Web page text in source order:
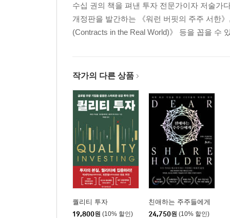
수십 권의 책을 펴낸 투자 전문가이자 저술가
개정판을 발간하는 《워런 버핏의 주주 서한
(Contracts in the Real World)》 등을 꼽을 수
작가의 다른 상품
퀄리티 투자
19,800원 (10% 할인)
친애하는 주주들에게
24,750원 (10% 할인)